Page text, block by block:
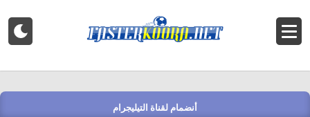
أنضمام لقناة التيليجرام